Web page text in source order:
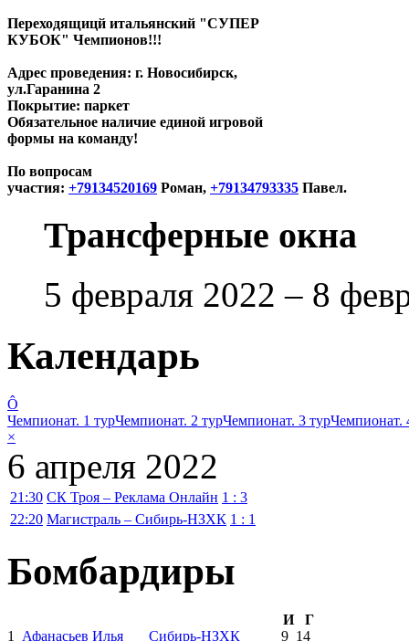
Переходящицй итальянский "СУПЕР
КУБОК" Чемпионов!!!
Адрес проведения: г. Новосибирск,
ул.Гаранина 2
Покрытие: паркет
Обязательное наличие единой игровой
формы на команду!
По вопросам
участия: +79134520169 Роман, +79134793335 Павел.
Трансферные окна
5 февраля 2022 – 8
Календарь
Ô
Чемпионат. 1 турЧемпионат. 2 турЧемпионат. 3 турЧемпионат.
×
6 апреля 2022
21:30 СК Троя – Реклама Онлайн 1 : 3
22:20 Магистраль – Сибирь-НЗХК 1 : 1
Бомбардиры
И
Г
1
Афанасьев Илья Сибирь-НЗХК 9 14